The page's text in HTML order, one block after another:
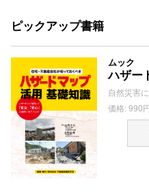
ピックアップ書籍
ムック
ハザー
自然災害
価格: 990